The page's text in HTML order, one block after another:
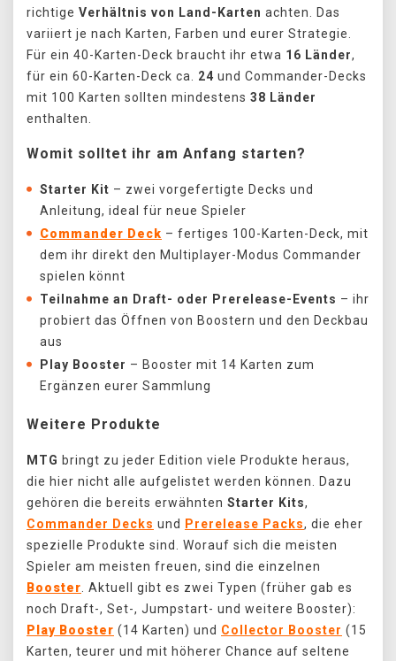
richtige Verhältnis von Land-Karten achten. Das
variiert je nach Karten, Farben und eurer Strategie.
Für ein 40-Karten-Deck braucht ihr etwa 16 Länder,
für ein 60-Karten-Deck ca. 24 und Commander-Decks
mit 100 Karten sollten mindestens 38 Länder
enthalten.
Womit solltet ihr am Anfang starten?
Starter Kit – zwei vorgefertigte Decks und
Anleitung, ideal für neue Spieler
Commander Deck – fertiges 100-Karten-Deck, mit
dem ihr direkt den Multiplayer-Modus Commander
spielen könnt
Teilnahme an Draft- oder Prerelease-Events – ihr
probiert das Öffnen von Boostern und den Deckbau
aus
Play Booster – Booster mit 14 Karten zum
Ergänzen eurer Sammlung
Weitere Produkte
MTG bringt zu jeder Edition viele Produkte heraus,
die hier nicht alle aufgelistet werden können. Dazu
gehören die bereits erwähnten Starter Kits,
Commander Decks und Prerelease Packs, die eher
spezielle Produkte sind. Worauf sich die meisten
Spieler am meisten freuen, sind die einzelnen
Booster . Aktuell gibt es zwei Typen (früher gab es
noch Draft-, Set-, Jumpstart- und weitere Booster):
Play Booster (14 Karten) und Collector Booster (15
Karten, teurer und mit höherer Chance auf seltene